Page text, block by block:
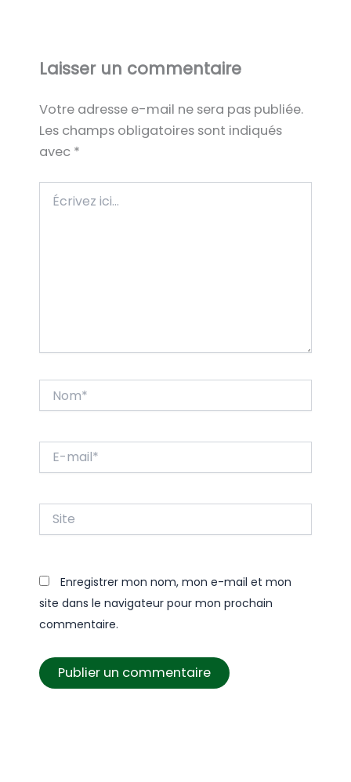
Laisser un commentaire
Votre adresse e-mail ne sera pas publiée.
Les champs obligatoires sont indiqués
avec *
ici…
mail*
Enregistrer mon nom, mon e-mail et mon
site dans le navigateur pour mon prochain
commentaire.